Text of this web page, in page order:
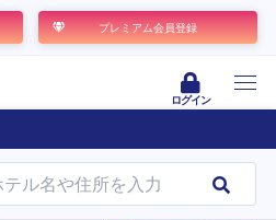
プレミアム会員登録
ログイン